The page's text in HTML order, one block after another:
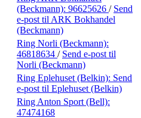
(Beckmann): 96625626 / Send
e-post til ARK Bokhandel
(Beckmann)
Ring Norli (Beckmann):
46818634 / Send e-post til
Norli (Beckmann)
Ring Eplehuset (Belkin): Send
e-post til Eplehuset (Belkin)
Ring Anton Sport (Bell):
47474168